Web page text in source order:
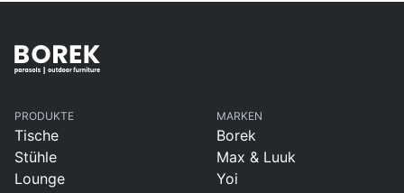
PRODUKTE
Tische
Stühle
Lounge
MARKEN
Borek
Max & Luuk
Yoi